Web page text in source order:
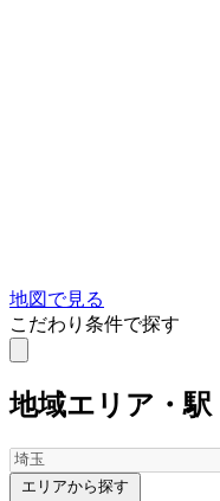
地図で見る
こだわり条件で探す
地域エリア・駅
エリアから探す